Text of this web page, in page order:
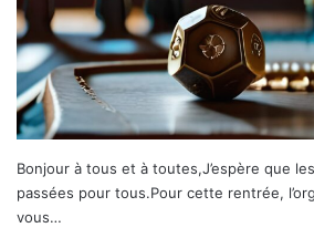
Bonjour à tous et à toutes,J’espère que
passées pour tous.Pour cette rentrée,
vous…